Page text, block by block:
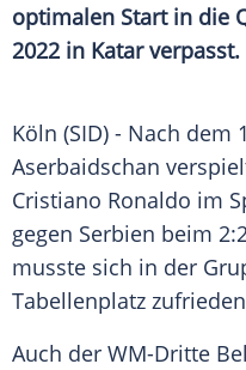
optimalen Start in die
2022 in Katarverpasst.
Köln (SID) - Nach dem
Aserbaidschan
Cristiano Ronaldo im
gegen Serbien beim
musste sich in der
Tabellenplatz
Auch der WM-Dritte